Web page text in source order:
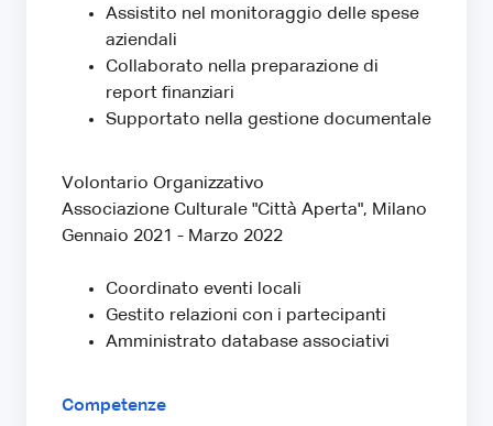
Assistito nel monitoraggio delle spese
aziendali
Collaborato nella preparazione di
report finanziari
Supportato nella gestione documentale
Volontario Organizzativo
Associazione Culturale "Città Aperta", Milano
Gennaio 2021 - Marzo 2022
Coordinato eventi locali
Gestito relazioni con i partecipanti
Amministrato database associativi
Competenze